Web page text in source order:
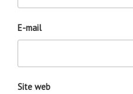
E-mail
Site web